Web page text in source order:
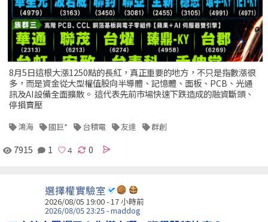
8月5日這根大漲1250點的長紅，真正重要的地方，不只是指數漲很
多，而是資金從大型權值股向半導體、記憶體、面板、PCB、光通
訊及AI設備全面擴散。 這代表先前市場快速下跌造成的融資斷頭、
停損賣壓
鴻海 國巨* 台積電 友達 群創
7915 1 0
選擇權實驗室
2026/08/05 19:00 -17 小時前
2026/08/05 23:25 - maddog